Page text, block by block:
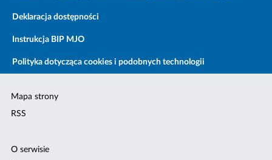
Deklaracja dostępności
Instrukcja BIP MJO
Polityka dotycząca cookies i podobnych technologii
Mapa strony
RSS
O serwisie